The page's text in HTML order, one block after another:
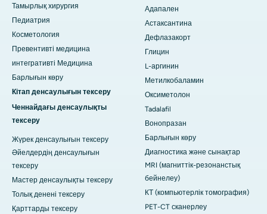
Тамырлық хирургия
Педиатрия
Косметология
Превентивті медицина
интегративті Медицина
Барлығын көру
Кітап денсаулығын тексеру
Ченнайдағы денсаулықты
тексеру
Жүрек денсаулығын тексеру
Әйелдердің денсаулығын
тексеру
Мастер денсаулықты тексеру
Толық денені тексеру
Қарттарды тексеру
Адапален
Астаксантина
Дефлазакорт
Глицин
L-аргинин
Метилкобаламин
Оксиметолон
Tadalafil
Вонопразан
Барлығын көру
Диагностика және сынақтар
MRI (магниттік-резонанстық
бейнелеу)
КТ (компьютерлік томография)
PET-CT сканерлеу